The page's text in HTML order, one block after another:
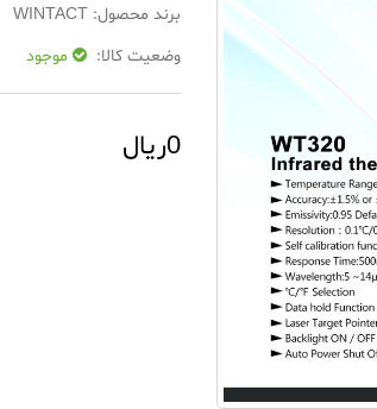
برند محصول: WINTACT
وضعیت کالا:
موجود
0ریال